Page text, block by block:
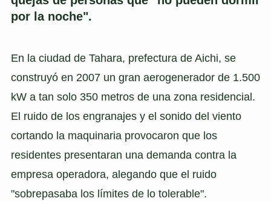
por la noche".
En la ciudad de Tahara, prefectura de Aichi, se
construyó en 2007 un gran aerogenerador de 1.500
kW a tan solo 350 metros de una zona residencial.
El ruido de los engranajes y el sonido del viento
cortando la maquinaria provocaron que los
residentes presentaran una demanda contra la
empresa operadora, alegando que el ruido
"sobrepasaba los límites de lo tolerable".